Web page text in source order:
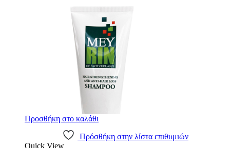
Προσθήκη στο καλάθι
Πρόσθήκη στην λίστα επιθυμιών
Quick View